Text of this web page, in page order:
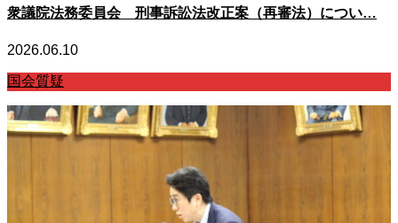
衆議院法務委員会 刑事訴訟法改正案（再審法）につい…
2026.06.10
国会質疑